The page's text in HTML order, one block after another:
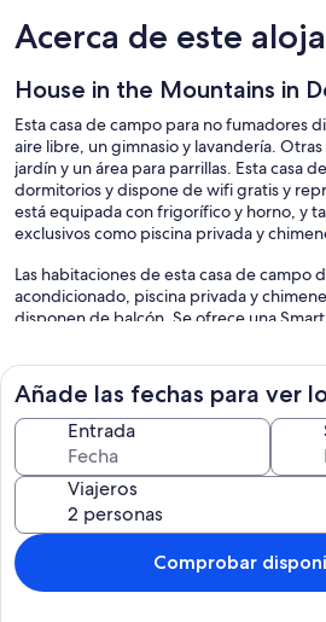
Acerca de este
House in the Mountains in
Esta casa de campo para no fumadores
aire libre, un gimnasio y lavandería.
jardín y un área para parrillas. Esta casa
dormitorios y dispone de wifi gratis y
está equipada con frigorífico y horno, y
exclusivos como piscina privada y
Las habitaciones de esta casa de campo
acondicionado, piscina privada y
disponen de balcón. Se ofrece una
cocina, microondas y utensilios de
equipados con bañera o ducha, bidé y
Esta casa de campo en Domingos
wifi gratis. Los servicios para personas de
escritorio y cajas fuertes. Las
y tetera y tabla de planchar con plancha.
Los servicios de ocio y esparcimiento en
incluyen una piscina al aire libre y gimnasio.
Añade las fechas para ver
Entrada
Viajeros
Comprobar